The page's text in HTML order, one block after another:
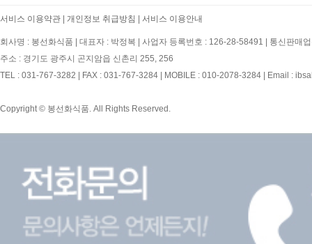
서비스 이용약관 개인정보 취급방침 서비스 이용안내
회사명 : 봉선화식품 대표자 : 박정복 사업자 등록번호 : 126-28-58491
통신판매
주소 : 경기도 광주시 곤지암읍 신촌리 255, 256
TEL : 031-767-3282
FAX : 031-767-3284 MOBILE : 010-2078-3284 Email :
Copyright © 봉선화식품. All Rights Reserved.